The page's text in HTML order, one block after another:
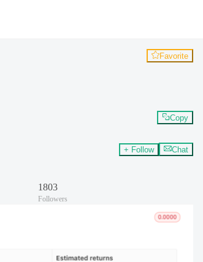
Favorite
Copy
+ Follow Chat
1803
Followers